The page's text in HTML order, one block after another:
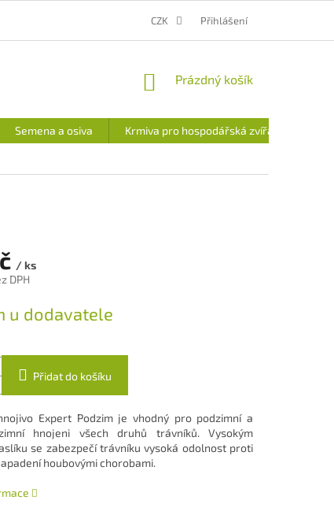
CENA DOPRAVY A PLATEB
CZK Přihlášení
NÁKUPNÍ
Prázdný košík
Semena a osiva Krmiva pro hospodářská zvířata
/ ks
DPH
u dodavatele
Přidat do košíku
Expert Podzim je vhodný pro podzimní a
hnojeni všech druhů trávníků. Vysokým
se zabezpečí trávníku vysoká odolnost proti
houbovými chorobami.